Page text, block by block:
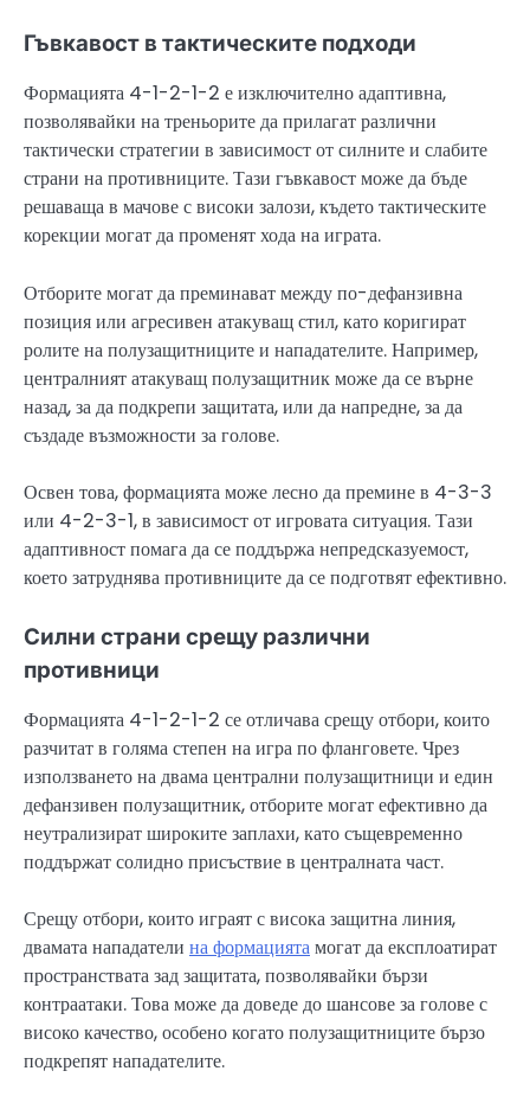
Гъвкавост в тактическите подходи
Формацията 4-1-2-1-2 е изключително адаптивна,
позволявайки на треньорите да прилагат различни
тактически стратегии в зависимост от силните и слабите
страни на противниците. Тази гъвкавост може да бъде
решаваща в мачове с високи залози, където тактическите
корекции могат да променят хода на играта.
Отборите могат да преминават между по-дефанзивна
позиция или агресивен атакуващ стил, като коригират
ролите на полузащитниците и нападателите. Например,
централният атакуващ полузащитник може да се върне
назад, за да подкрепи защитата, или да напредне, за да
създаде възможности за голове.
Освен това, формацията може лесно да премине в 4-3-3
или 4-2-3-1, в зависимост от игровата ситуация. Тази
адаптивност помага да се поддържа непредсказуемост,
което затруднява противниците да се подготвят ефективно.
Силни страни срещу различни
противници
Формацията 4-1-2-1-2 се отличава срещу отбори, които
разчитат в голяма степен на игра по фланговете. Чрез
използването на двама централни полузащитници и един
дефанзивен полузащитник, отборите могат ефективно да
неутрализират широките заплахи, като същевременно
поддържат солидно присъствие в централната част.
Срещу отбори, които играят с висока защитна линия,
двамата нападатели на формациятамогат да експлоатират
пространствата зад защитата, позволявайки бързи
контраатаки. Това може да доведе до шансове за голове с
високо качество, особено когато полузащитниците бързо
подкрепят нападателите.